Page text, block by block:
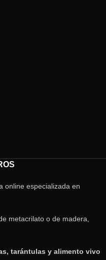
online especializada en
metacrilato o de madera,
tarántulas y alimento vivo